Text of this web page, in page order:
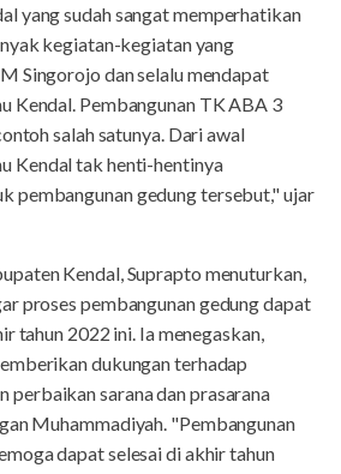
yang sudah sangat memperhatikan
kegiatan-kegiatan yang
Singorojo dan selalu mendapat
Kendal. Pembangunan TK ABA 3
salah satunya. Dari awal
Kendal tak henti-hentinya
pembangunan gedung tersebut," ujar
Kendal, Suprapto menuturkan,
proses pembangunan gedung dapat
tahun 2022 ini. Ia menegaskan,
dukungan terhadap
perbaikan sarana dan prasarana
Muhammadiyah. "Pembangunan
dapat selesai di akhir tahun